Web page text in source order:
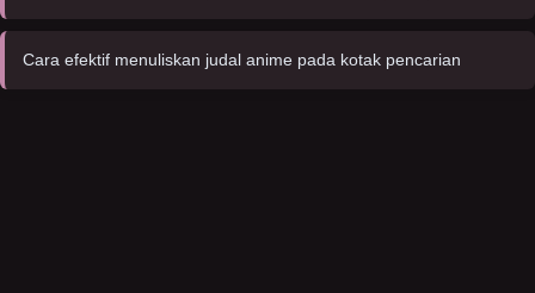
Cara efektif menuliskan judal anime pada kotak pencarian